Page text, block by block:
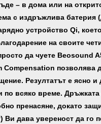
– в дома или на
с издръжлива батерия
устройство Qi,
на своите
да чуете Beosound
Compensation позволява
Резултатът е ясно
по всяко време.
пренасяне, докато
Ви дава увереност да го